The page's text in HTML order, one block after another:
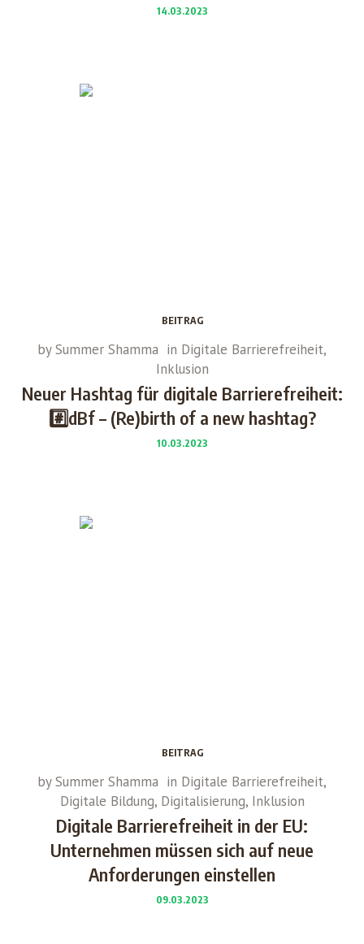
14.03.2023
BEITRAG
bySummer Shamma in Digitale Barrierefreiheit,
Inklusion
Neuer Hashtag für digitale Barrierefreiheit:
#️⃣dBf – (Re)birth of a new hashtag?
10.03.2023
BEITRAG
bySummer Shamma in Digitale Barrierefreiheit,
Digitale Bildung, Digitalisierung, Inklusion
Digitale Barrierefreiheit in der EU:
Unternehmen müssen sich auf neue
Anforderungen einstellen
09.03.2023